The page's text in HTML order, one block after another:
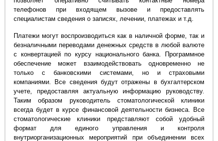
телефонов при входящем вызове и предоставлять
специалистам сведения о записях, лечении, платежах и т.д.
Платежи могут воспроизводиться как в наличной форме, так и
безналичными переводами денежных средств в любой валюте
с конвертацией по курсу национального банка. Программное
обеспечение может взаимодействовать одновременно не
только с банковскими системами, но и страховыми
компаниями. Все сведения будут отражены в бухгалтерском
учете, предоставляя актуальную информацию руководству.
Таким образом руководитель стоматологической клиники
всегда будет в курсе финансовой деятельности бизнеса. Все
стоматологические клиники представляют собой удобный
формат для единого управления и контроля
внутриорганизационных мероприятий при объединении всех